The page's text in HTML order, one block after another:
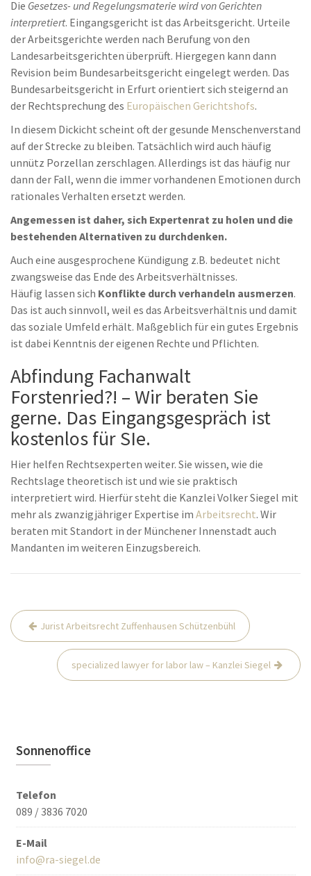
Die Gesetzes- und Regelungsmaterie wird von Gerichten
interpretiert. Eingangsgericht ist das Arbeitsgericht. Urteile
der Arbeitsgerichte werden nach Berufung von den
Landesarbeitsgerichten überprüft. Hiergegen kann dann
Revision beim Bundesarbeitsgericht eingelegt werden. Das
Bundesarbeitsgericht in Erfurt orientiert sich steigernd an
der Rechtsprechung des Europäischen Gerichtshofs.
In diesem Dickicht scheint oft der gesunde Menschenverstand
auf der Strecke zu bleiben. Tatsächlich wird auch häufig
unnütz Porzellan zerschlagen. Allerdings ist das häufig nur
dann der Fall, wenn die immer vorhandenen Emotionen durch
rationales Verhalten ersetzt werden.
Angemessen ist daher, sich Expertenrat zu holen und die
bestehenden Alternativen zu durchdenken.
Auch eine ausgesprochene Kündigung z.B. bedeutet nicht
zwangsweise das Ende des Arbeitsverhältnisses.
Häufig lassen sich Konflikte durch verhandeln ausmerzen.
Das ist auch sinnvoll, weil es das Arbeitsverhältnis und damit
das soziale Umfeld erhält. Maßgeblich für ein gutes Ergebnis
ist dabei Kenntnis der eigenen Rechte und Pflichten.
Abfindung Fachanwalt
Forstenried?! – Wir beraten Sie
gerne. Das Eingangsgespräch ist
kostenlos für SIe.
Hier helfen Rechtsexperten weiter. Sie wissen, wie die
Rechtslage theoretisch ist und wie sie praktisch
interpretiert wird. Hierfür steht die Kanzlei Volker Siegel mit
mehr als zwanzigjähriger Expertise im Arbeitsrecht. Wir
beraten mit Standort in der Münchener Innenstadt auch
Mandanten im weiteren Einzugsbereich.
Beitrags-
Navigation
Jurist Arbeitsrecht Zuffenhausen Schützenbühl
specialized lawyer for labor law – Kanzlei Siegel
Sonnenoffice
Telefon
089 / 3836 7020
E-Mail
info@ra-siegel.de